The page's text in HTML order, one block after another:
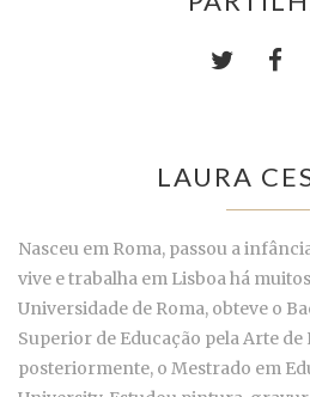
LAURA
Nasceu em Roma, passou a
vive e trabalha em Lisboa há
Universidade de Roma, obteve o
Superior de Educação pela Arte
posteriormente, o Mestrado em